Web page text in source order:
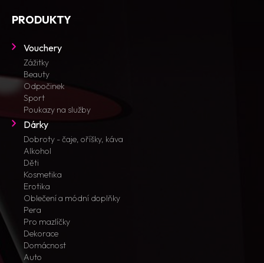
PRODUKTY
Vouchery
Zážitky
Beauty
Odpočinek
Sport
Poukazy na služby
Dárky
Dobroty - čaje, oříšky, káva
Alkohol
Děti
Kosmetika
Erotika
Oblečení a módní doplňky
Pera
Pro mazlíčky
Dekorace
Domácnost
Auto